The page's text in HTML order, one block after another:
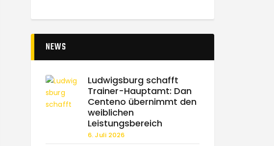
NEWS
Ludwigsburg schafft
Trainer-Hauptamt: Dan
Centeno übernimmt den
weiblichen
Leistungsbereich
6. Juli 2026